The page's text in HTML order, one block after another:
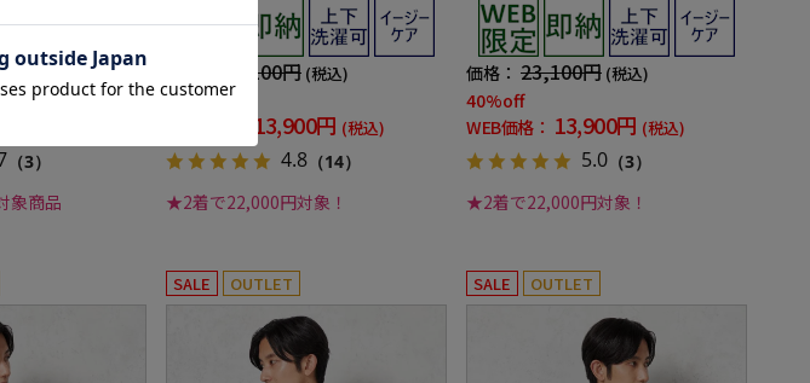
(税込)
（3）
象商品
ル 3シーズン対応
23,100円 (税込)
40%off
13,900円 (税込)
4.8 （14）
★2着で22,000円対象！
価格： 23,100円 (税込)
40%off
WEB価格： 13,900円 (税込)
5.0 （3）
★2着で22,000円対象！
SALE OUTLET SALE OUTLET